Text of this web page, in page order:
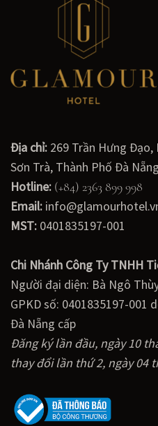
Địa chỉ: 269 Trần Hưng Đạo,
Sơn Trà, Thành Phố Đà Nẵng
Hotline: (+84) 2363 899 998
Email:
MST: 0401835197-001
Chi Nhánh Công Ty TNHH
Người đại diện: Bà Ngô
GPKD số: 0401835197-001
Đà Nẵng cấp
Đăng ký lần đầu, ngày 10
thay đổi lần thứ 2, ngày 04